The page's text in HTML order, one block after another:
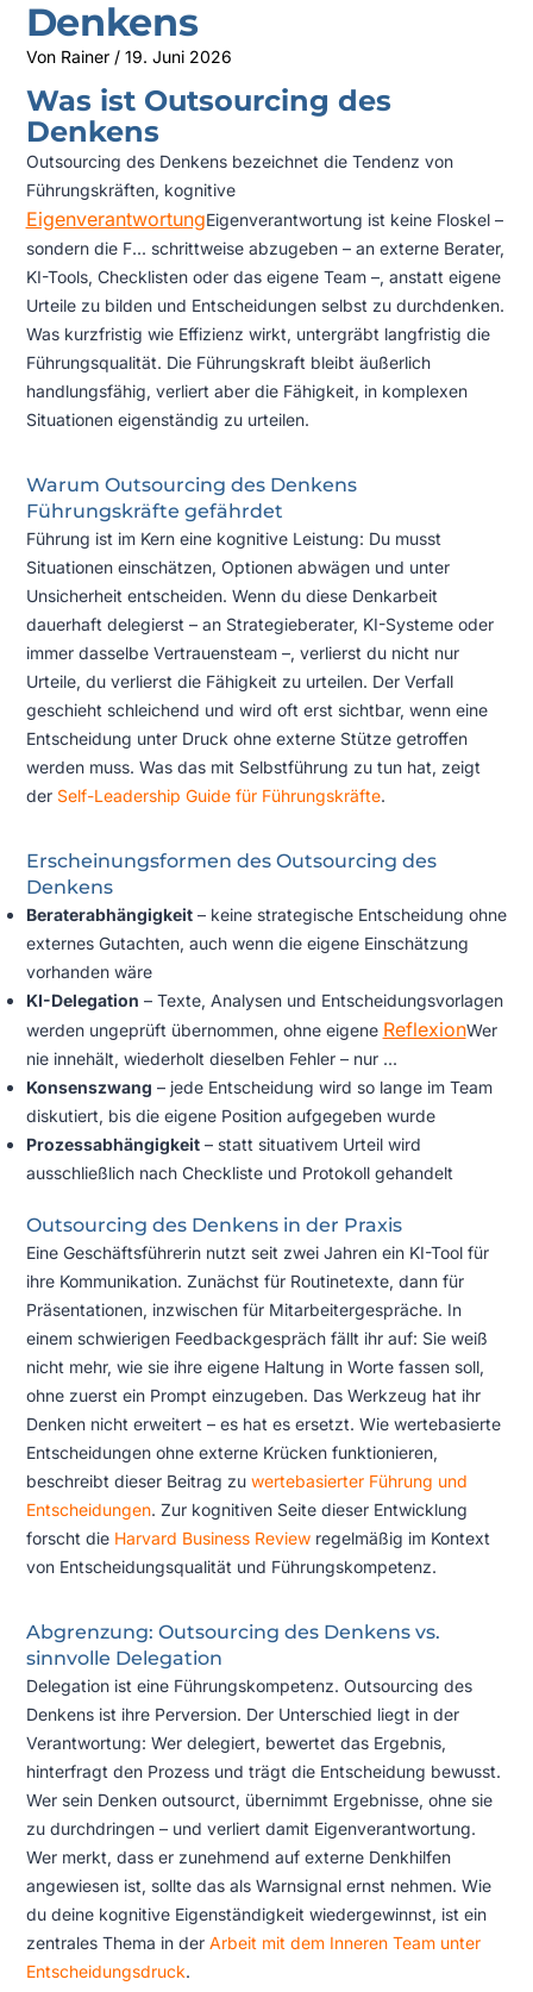
Denkens
Von Rainer / 19. Juni 2026
Was ist Outsourcing des
Denkens
Outsourcing des Denkens bezeichnet die Tendenz von
Führungskräften, kognitive
EigenverantwortungEigenverantwortung ist keine Floskel –
sondern die F... schrittweise abzugeben – an externe Berater,
KI-Tools, Checklisten oder das eigene Team –, anstatt eigene
Urteile zu bilden und Entscheidungen selbst zu durchdenken.
Was kurzfristig wie Effizienz wirkt, untergräbt langfristig die
Führungsqualität. Die Führungskraft bleibt äußerlich
handlungsfähig, verliert aber die Fähigkeit, in komplexen
Situationen eigenständig zu urteilen.
Warum Outsourcing des Denkens
Führungskräfte gefährdet
Führung ist im Kern eine kognitive Leistung: Du musst
Situationen einschätzen, Optionen abwägen und unter
Unsicherheit entscheiden. Wenn du diese Denkarbeit
dauerhaft delegierst – an Strategieberater, KI-Systeme oder
immer dasselbe Vertrauensteam –, verlierst du nicht nur
Urteile, du verlierst die Fähigkeit zu urteilen. Der Verfall
geschieht schleichend und wird oft erst sichtbar, wenn eine
Entscheidung unter Druck ohne externe Stütze getroffen
werden muss. Was das mit Selbstführung zu tun hat, zeigt
der Self-Leadership Guide für Führungskräfte.
Erscheinungsformen des Outsourcing des
Denkens
Beraterabhängigkeit– keine strategische Entscheidung ohne
externes Gutachten, auch wenn die eigene Einschätzung
vorhanden wäre
KI-Delegation – Texte, Analysen und Entscheidungsvorlagen
werden ungeprüft übernommen, ohne eigene ReflexionWer
nie innehält, wiederholt dieselben Fehler – nur ...
Konsenszwang – jede Entscheidung wird so lange im Team
diskutiert, bis die eigene Position aufgegeben wurde
Prozessabhängigkeit– statt situativem Urteil wird
ausschließlich nach Checkliste und Protokoll gehandelt
Outsourcing des Denkens in der Praxis
Eine Geschäftsführerin nutzt seit zwei Jahren ein KI-Tool für
ihre Kommunikation. Zunächst für Routinetexte, dann für
Präsentationen, inzwischen für Mitarbeitergespräche. In
einem schwierigen Feedbackgespräch fällt ihr auf: Sie weiß
nicht mehr, wie sie ihre eigene Haltung in Worte fassen soll,
ohne zuerst ein Prompt einzugeben. Das Werkzeug hat ihr
Denken nicht erweitert – es hat es ersetzt. Wie wertebasierte
Entscheidungen ohne externe Krücken funktionieren,
beschreibt dieser Beitrag zu wertebasierter Führung und
Entscheidungen. Zur kognitiven Seite dieser Entwicklung
forscht die Harvard Business Reviewregelmäßig im Kontext
von Entscheidungsqualität und Führungskompetenz.
Abgrenzung: Outsourcing des Denkens vs.
sinnvolle Delegation
Delegation ist eine Führungskompetenz. Outsourcing des
Denkens ist ihre Perversion. Der Unterschied liegt in der
Verantwortung: Wer delegiert, bewertet das Ergebnis,
hinterfragt den Prozess und trägt die Entscheidung bewusst.
Wer sein Denken outsourct, übernimmt Ergebnisse, ohne sie
zu durchdringen – und verliert damit Eigenverantwortung.
Wer merkt, dass er zunehmend auf externe Denkhilfen
angewiesen ist, sollte das als Warnsignal ernst nehmen. Wie
du deine kognitive Eigenständigkeit wiedergewinnst, ist ein
zentrales Thema in der Arbeit mit dem Inneren Team unter
Entscheidungsdruck.